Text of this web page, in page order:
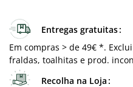
Entregas gratuitas
Em compras > de 49€ *.
fraldas, toalhitas e prod.
Recolha na Loja